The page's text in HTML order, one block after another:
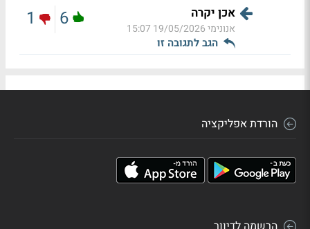
אכן יקרה
אנונימי19/05/2026 15:07
הגב לתגובה זו
6
1
הורדת אפליקציה